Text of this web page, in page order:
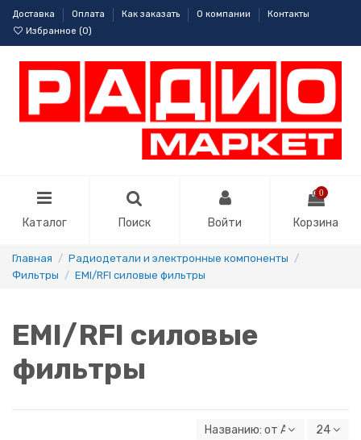
Доставка Оплата Как заказать О компании
Контакты
Избранное (0)
Каталог Поиск Войти
0
Корзина
Главная
Радиодетали и электронные компоненты
Фильтры
EMI/RFI силовые фильтры
EMI/RFI силовые
фильтры
Названию: от А к Я 24